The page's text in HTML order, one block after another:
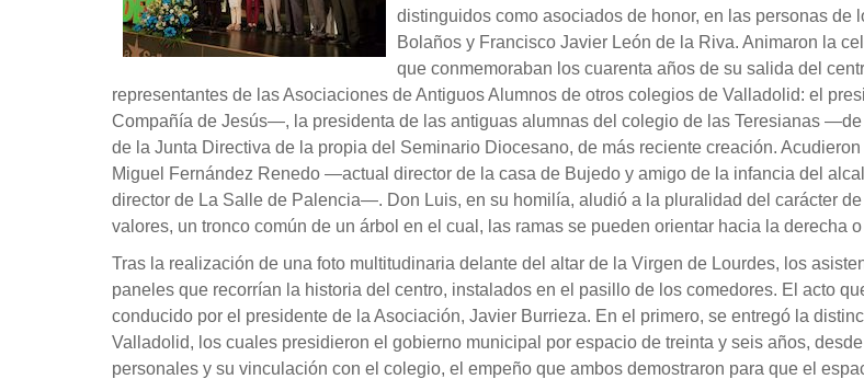
distinguidos como asociados de honor, en las personas
Bolaños y Francisco Javier León de la Riva. Animaron la
que conmemoraban los cuarenta años de su salida del
representantes de las Asociaciones de Antiguos Alumnos de otros colegios de Valladolid: el
Compañía de Jesús—, la presidenta de las antiguas alumnas del colegio de las Teresianas
de la Junta Directiva de la propia del Seminario Diocesano, de más reciente creación.
Miguel Fernández Renedo —actual director de la casa de Bujedo y amigo de la infancia del
director de La Salle de Palencia—. Don Luis, en su homilía, aludió a la pluralidad del carácter
valores, un tronco común de un árbol en el cual, las ramas se pueden orientar hacia la derecha
Tras la realización de una foto multitudinaria delante del altar de la Virgen de Lourdes, los
paneles que recorrían la historia del centro, instalados en el pasillo de los comedores. El acto
conducido por el presidente de la Asociación, Javier Burrieza. En el primero, se entregó la
Valladolid, los cuales presidieron el gobierno municipal por espacio de treinta y seis años,
personales y su vinculación con el colegio, el empeño que ambos demostraron para que el